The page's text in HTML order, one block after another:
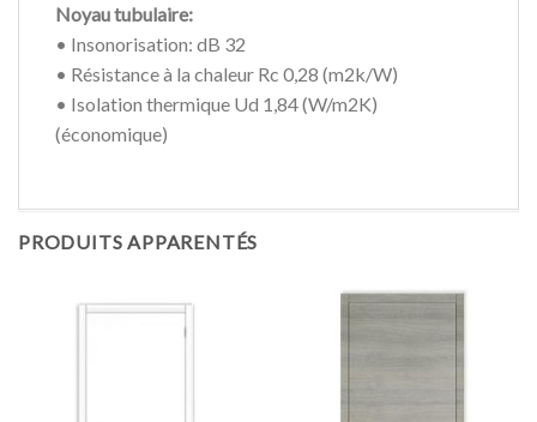
Noyau tubulaire:
• Insonorisation: dB 32
• Résistance à la chaleur Rc 0,28 (m2k/W)
• Isolation thermique Ud 1,84 (W/m2K)
(économique)
PRODUITS APPARENTÉS